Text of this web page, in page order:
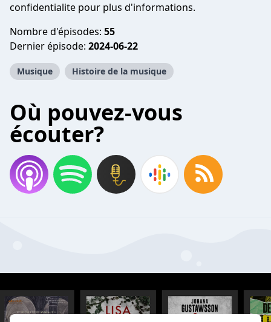
confidentialite pour plus d'informations.
Nombre d'épisodes: 55
Dernier épisode: 2024-06-22
Musique Histoire de la musique
Où pouvez-vous
écouter?